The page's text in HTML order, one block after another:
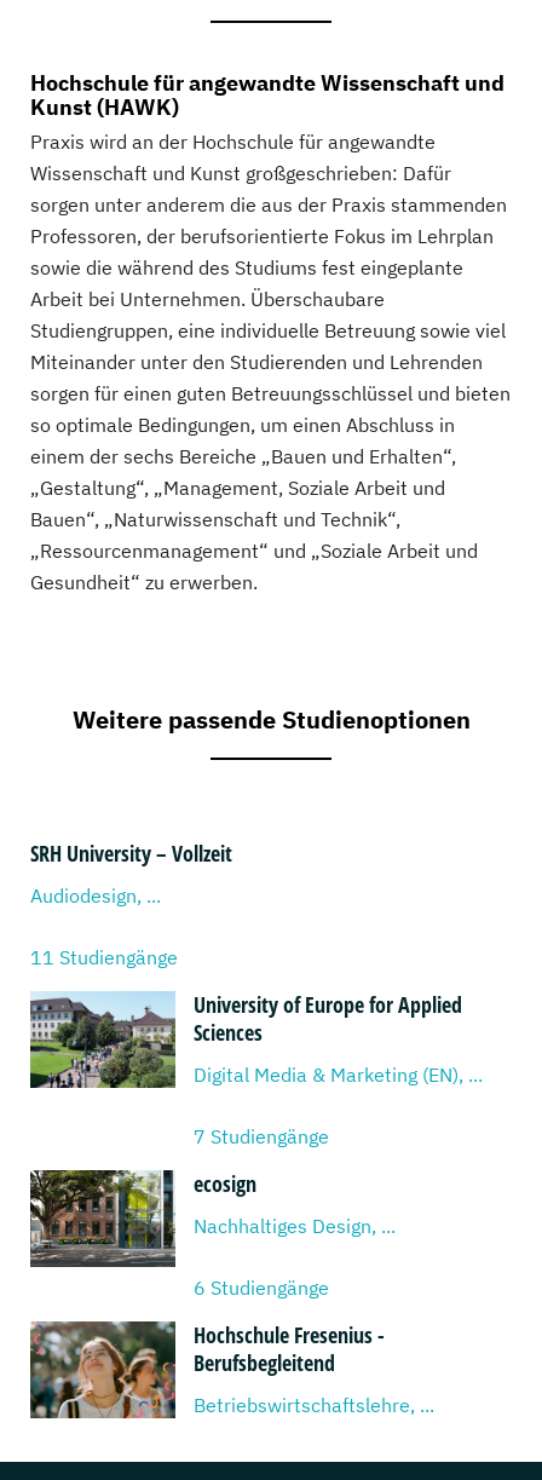
Hochschule für angewandte Wissenschaft und
Kunst (HAWK)
Praxis wird an der Hochschule für angewandte
Wissenschaft und Kunst großgeschrieben: Dafür
sorgen unter anderem die aus der Praxis stammenden
Professoren, der berufsorientierte Fokus im Lehrplan
sowie die während des Studiums fest eingeplante
Arbeit bei Unternehmen. Überschaubare
Studiengruppen, eine individuelle Betreuung sowie viel
Miteinander unter den Studierenden und Lehrenden
sorgen für einen guten Betreuungsschlüssel und bieten
so optimale Bedingungen, um einen Abschluss in
einem der sechs Bereiche „Bauen und Erhalten“,
„Gestaltung“, „Management, Soziale Arbeit und
Bauen“, „Naturwissenschaft und Technik“,
„Ressourcenmanagement“ und „Soziale Arbeit und
Gesundheit“ zu erwerben.
Weitere passende Studienoptionen
SRH University – Vollzeit
Audiodesign, ...
11 Studiengänge
University of Europe for Applied
Sciences
Digital Media & Marketing (EN), ...
7 Studiengänge
ecosign
Nachhaltiges Design, ...
6 Studiengänge
Hochschule Fresenius -
Berufsbegleitend
Betriebswirtschaftslehre, ...
2 Studiengänge